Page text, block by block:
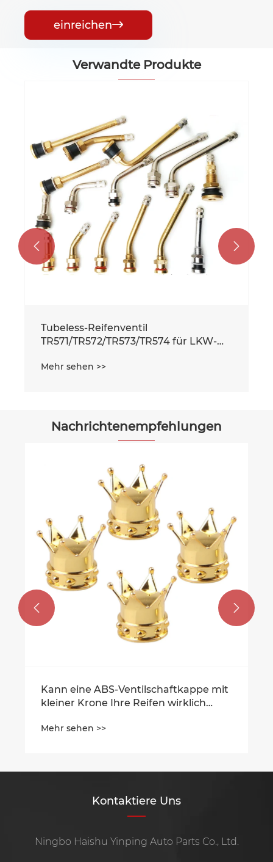
einreichen
Verwandte Produkte
für LKW-
TR570 Tubeless-Reifenventil
Mehr sehen >>
 
Nachrichtenempfehlungen
Was macht
Reifenreparaturwerkzeuge zur
Zukunft der Automobilwartung?
Mehr sehen >>
 
Kontaktiere Uns
Ningbo Haishu Yinping Auto Parts Co., Ltd.